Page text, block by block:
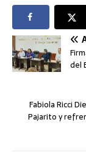
del
Fabiola Ricci
Pajarito y